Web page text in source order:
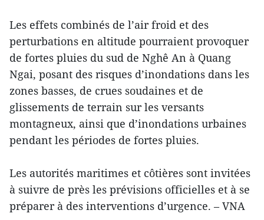
Les effets combinés de l’air froid et des
perturbations en altitude pourraient provoquer
de fortes pluies du sud de Nghê An à Quang
Ngai, posant des risques d’inondations dans les
zones basses, de crues soudaines et de
glissements de terrain sur les versants
montagneux, ainsi que d’inondations urbaines
pendant les périodes de fortes pluies.
Les autorités maritimes et côtières sont invitées
à suivre de près les prévisions officielles et à se
préparer à des interventions d’urgence. – VNA